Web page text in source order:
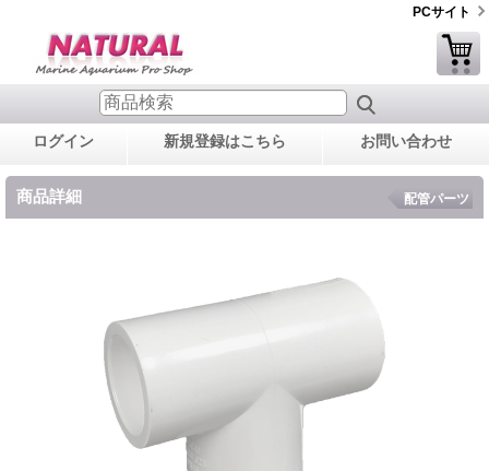
PCサイト
ログイン 新規登録はこちら お問い合わせ
商品詳細 配管パーツ